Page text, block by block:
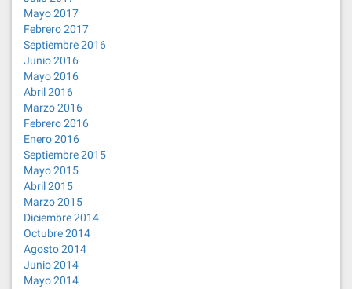
Mayo 2017
Febrero 2017
Septiembre 2016
Junio 2016
Mayo 2016
Abril 2016
Marzo 2016
Febrero 2016
Enero 2016
Septiembre 2015
Mayo 2015
Abril 2015
Marzo 2015
Diciembre 2014
Octubre 2014
Agosto 2014
Junio 2014
Mayo 2014